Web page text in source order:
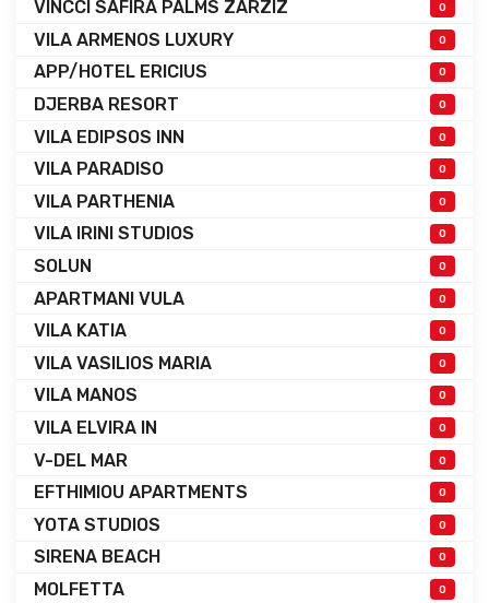
VINCCI SAFIRA PALMS ZARZIZ 0
VILA ARMENOS LUXURY 0
APP/HOTEL ERICIUS 0
DJERBA RESORT 0
VILA EDIPSOS INN 0
VILA PARADISO 0
VILA PARTHENIA 0
VILA IRINI STUDIOS 0
SOLUN 0
APARTMANI VULA 0
VILA KATIA 0
VILA VASILIOS MARIA 0
VILA MANOS 0
VILA ELVIRA IN 0
V-DEL MAR 0
EFTHIMIOU APARTMENTS 0
YOTA STUDIOS 0
SIRENA BEACH 0
MOLFETTA 0